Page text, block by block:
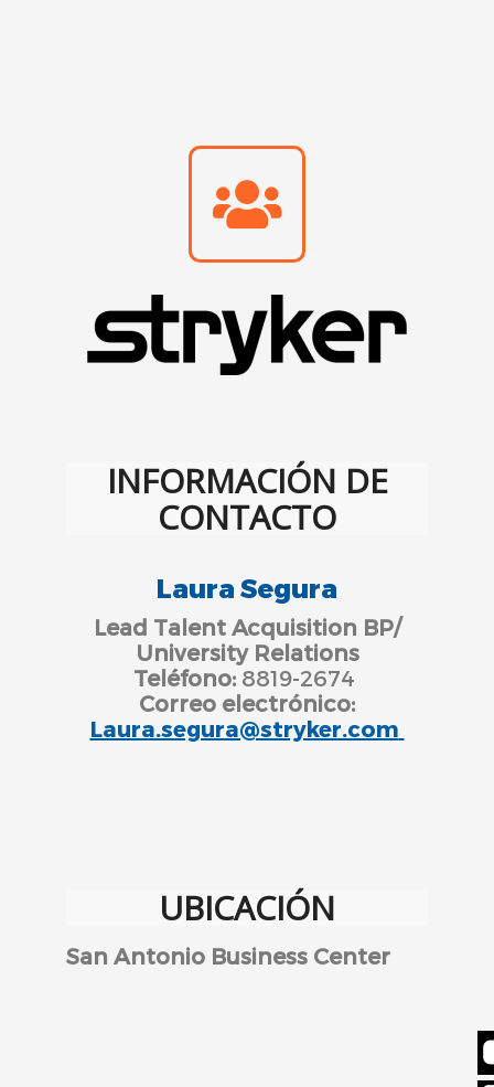
INFORMACIÓN DE
CONTACTO
Laura Segura
Lead Talent Acquisition BP/
University Relations
Teléfono: 8819-2674
Correo electrónico:
Laura.segura@stryker.com
UBICACIÓN
San Antonio Business Center